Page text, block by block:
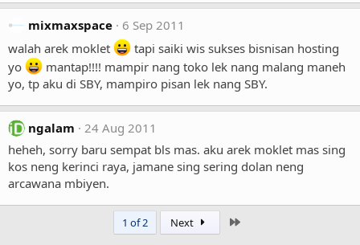
mixmaxspace
6 Sep 2011
walah arek moklet
tapi saiki wis sukses bisnisan hosting
yo
mantap!!!! mampir nang toko lek nang malang maneh
yo, tp aku di SBY, mampiro pisan lek nang SBY.
ngalam
24 Aug 2011
heheh, sorry baru sempat bls mas. aku arek moklet mas sing
kos neng kerinci raya, jamane sing sering dolan neng
arcawana mbiyen.
1 of 2 Next